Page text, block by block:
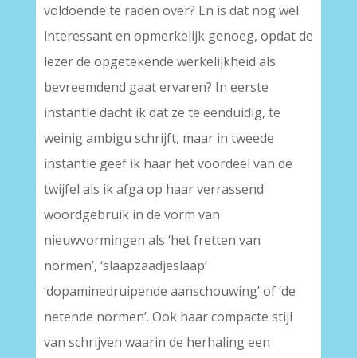
voldoende te raden over? En is dat nog wel
interessant en opmerkelijk genoeg, opdat de
lezer de opgetekende werkelijkheid als
bevreemdend gaat ervaren? In eerste
instantie dacht ik dat ze te eenduidig, te
weinig ambigu schrijft, maar in tweede
instantie geef ik haar het voordeel van de
twijfel als ik afga op haar verrassend
woordgebruik in de vorm van
nieuwvormingen als ‘het fretten van
normen’, ‘slaapzaadjeslaap’
‘dopaminedruipende aanschouwing’ of ‘de
netende normen’. Ook haar compacte stijl
van schrijven waarin de herhaling een